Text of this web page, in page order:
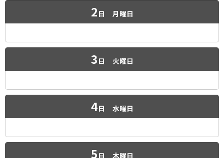
2 日 月曜日
3 日 火曜日
4日 水曜日
5 日 木曜日